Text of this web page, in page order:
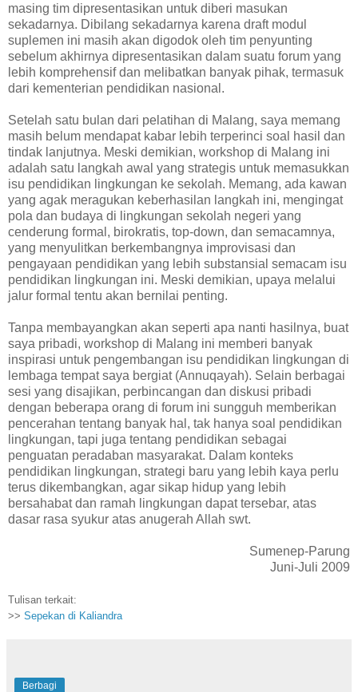
masing tim dipresentasikan untuk diberi masukan
sekadarnya. Dibilang sekadarnya karena draft modul
suplemen ini masih akan digodok oleh tim penyunting
sebelum akhirnya dipresentasikan dalam suatu forum yang
lebih komprehensif dan melibatkan banyak pihak, termasuk
dari kementerian pendidikan nasional.
Setelah satu bulan dari pelatihan di Malang, saya memang
masih belum mendapat kabar lebih terperinci soal hasil dan
tindak lanjutnya. Meski demikian, workshop di Malang ini
adalah satu langkah awal yang strategis untuk memasukkan
isu pendidikan lingkungan ke sekolah. Memang, ada kawan
yang agak meragukan keberhasilan langkah ini, mengingat
pola dan budaya di lingkungan sekolah negeri yang
cenderung formal, birokratis, top-down, dan semacamnya,
yang menyulitkan berkembangnya improvisasi dan
pengayaan pendidikan yang lebih substansial semacam isu
pendidikan lingkungan ini. Meski demikian, upaya melalui
jalur formal tentu akan bernilai penting.
Tanpa membayangkan akan seperti apa nanti hasilnya, buat
saya pribadi, workshop di Malang ini memberi banyak
inspirasi untuk pengembangan isu pendidikan lingkungan di
lembaga tempat saya bergiat (Annuqayah). Selain berbagai
sesi yang disajikan, perbincangan dan diskusi pribadi
dengan beberapa orang di forum ini sungguh memberikan
pencerahan tentang banyak hal, tak hanya soal pendidikan
lingkungan, tapi juga tentang pendidikan sebagai
penguatan peradaban masyarakat. Dalam konteks
pendidikan lingkungan, strategi baru yang lebih kaya perlu
terus dikembangkan, agar sikap hidup yang lebih
bersahabat dan ramah lingkungan dapat tersebar, atas
dasar rasa syukur atas anugerah Allah swt.
Sumenep-Parung
Juni-Juli 2009
Tulisan terkait:
>> Sepekan di Kaliandra
Berbagi